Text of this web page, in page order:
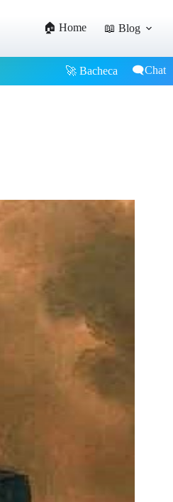
🏠 Home 📖 Blog
🚀 Bacheca 🗨️Chat